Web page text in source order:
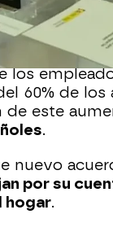
ya ha
del
los
60% de
de este
.
nuevo
por su
hogar.